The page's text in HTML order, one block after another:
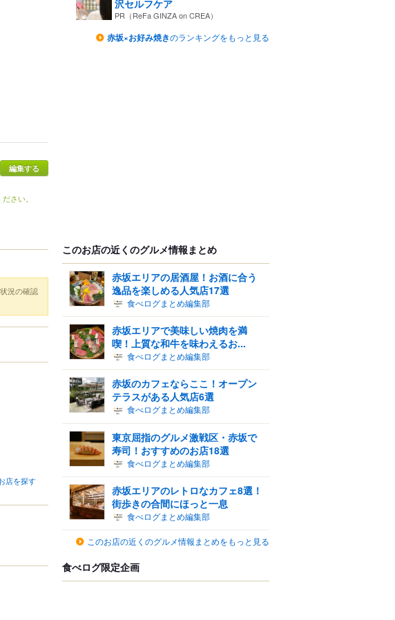
さい。
況の確認
店を探す
沢セルフケア
PR（ReFa GINZA on CREA）
赤坂×お好み焼きのランキングをもっと見る
このお店の近くのグルメ情報まとめ
赤坂エリアの居酒屋！お酒に合う
逸品を楽しめる人気店17選
食べログまとめ編集部
赤坂エリアで美味しい焼肉を満
喫！上質な和牛を味わえるお...
食べログまとめ編集部
赤坂のカフェならここ！オープン
テラスがある人気店6選
食べログまとめ編集部
東京屈指のグルメ激戦区・赤坂で
寿司！おすすめのお店18選
食べログまとめ編集部
赤坂エリアのレトロなカフェ8選！
街歩きの合間にほっと一息
食べログまとめ編集部
このお店の近くのグルメ情報まとめをもっと見る
食べログ限定企画